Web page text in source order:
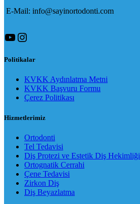
E-Mail: info@sayinortodonti.com
YouTube
Instagram
Politikalar
KVKK Aydınlatma Metni
KVKK Başvuru Formu
Çerez Politikası
Hizmetlerimiz
Ortodonti
Tel Tedavisi
Diş Protezi ve Estetik Diş Hekimliği
Ortognatik Cerrahi
Çene Tedavisi
Zirkon Diş
Diş Beyazlatma